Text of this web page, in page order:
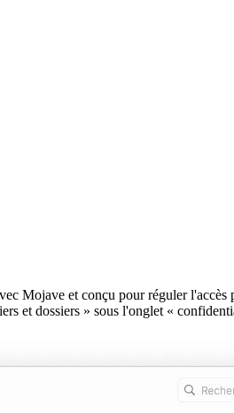
Mojave et conçu pour réguler
et dossiers » sous l'onglet «